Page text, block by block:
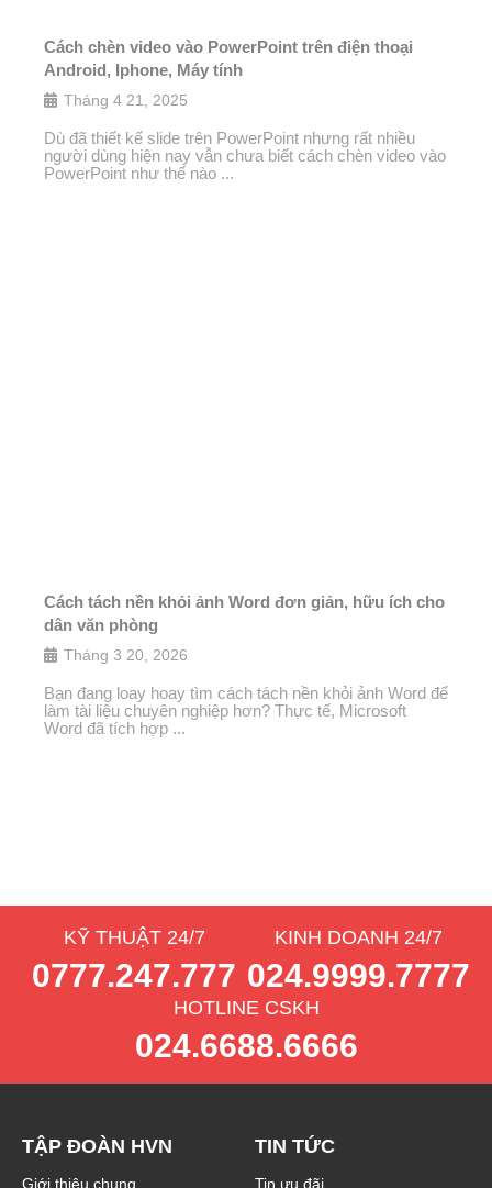
Cách chèn video vào PowerPoint trên điện thoại
Android, Iphone, Máy tính
Tháng 4 21, 2025
Dù đã thiết kế slide trên PowerPoint nhưng rất nhiều
người dùng hiện nay vẫn chưa biết cách chèn video vào
PowerPoint như thế nào ...
Cách tách nền khỏi ảnh Word đơn giản, hữu ích cho
dân văn phòng
Tháng 3 20, 2026
Bạn đang loay hoay tìm cách tách nền khỏi ảnh Word để
làm tài liệu chuyên nghiệp hơn? Thực tế, Microsoft
Word đã tích hợp ...
KỸ THUẬT 24/7
0777.247.777
KINH DOANH 24/7
024.9999.7777
HOTLINE CSKH
024.6688.6666
TẬP ĐOÀN HVN
Giới thiệu chung
TIN TỨC
Tin ưu đãi